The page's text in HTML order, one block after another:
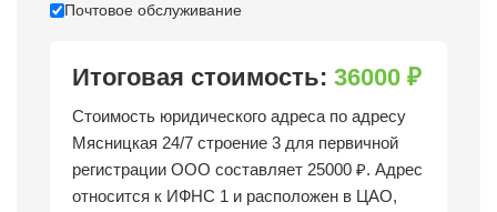
Почтовое обслуживание
Итоговая стоимость: 36000 ₽
Стоимость юридического адреса по адресу
Мясницкая 24/7 строение 3 для первичной
регистрации ООО составляет 25000 ₽. Адрес
относится к ИФНС 1 и расположен в ЦАО,